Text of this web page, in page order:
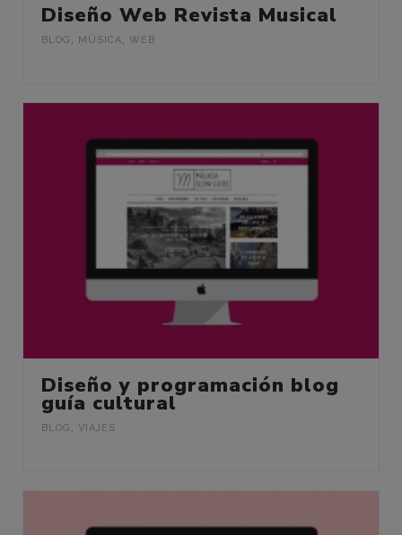
Diseño Web Revista Musical
BLOG , MÚSICA, WEB
Diseño y programación blog
guía cultural
BLOG , VIAJES